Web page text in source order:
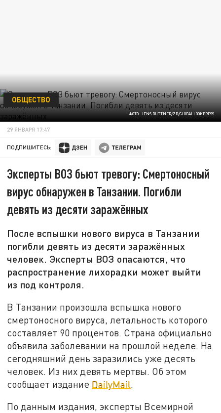
ФОТО: JENS BÜTTNER/ZB/GLOBALLOOKPRESS
ОБЩЕСТВО
29 ЯНВАРЯ 17:47
ПОДПИШИТЕСЬ:
Эксперты ВОЗ бьют тревогу: Смертоносный
вирус обнаружен в Танзании. Погибли
девять из десяти заражённых
После вспышки нового вируса в Танзании
погибли девять из десяти заражённых
человек. Эксперты ВОЗ опасаются, что
распространение лихорадки может выйти
из под контроля.
В Танзании произошла вспышка нового
смертоносного вируса, летальность которого
составляет 90 процентов. Страна официально
объявила заболевании на прошлой неделе. На
сегодняшний день заразились уже десять
человек. Из них девять мертвы. Об этом
сообщает издание DailyMail.
По данным издания, эксперты Всемирной